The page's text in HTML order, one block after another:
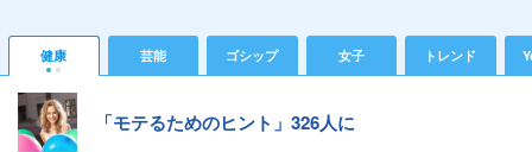
健康 芸能 ゴシップ 女子 トレンド
「モテるためのヒント」326人に